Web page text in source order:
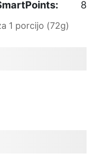
8
1 porcijo (72g)